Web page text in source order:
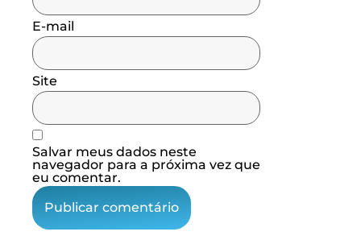
E-mail
Site
Salvar meus dados neste
navegador para a próxima vez que
eu comentar.